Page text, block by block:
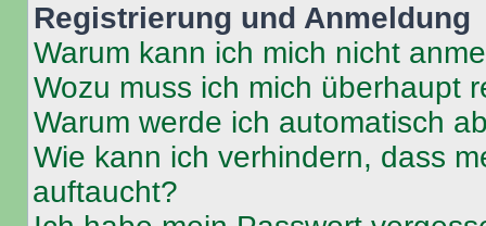
Registrierung und Anmeldung
Warum kann ich mich nicht
Wozu muss ich mich überhaupt
Warum werde ich automatisch
Wie kann ich verhindern, dass
auftaucht?